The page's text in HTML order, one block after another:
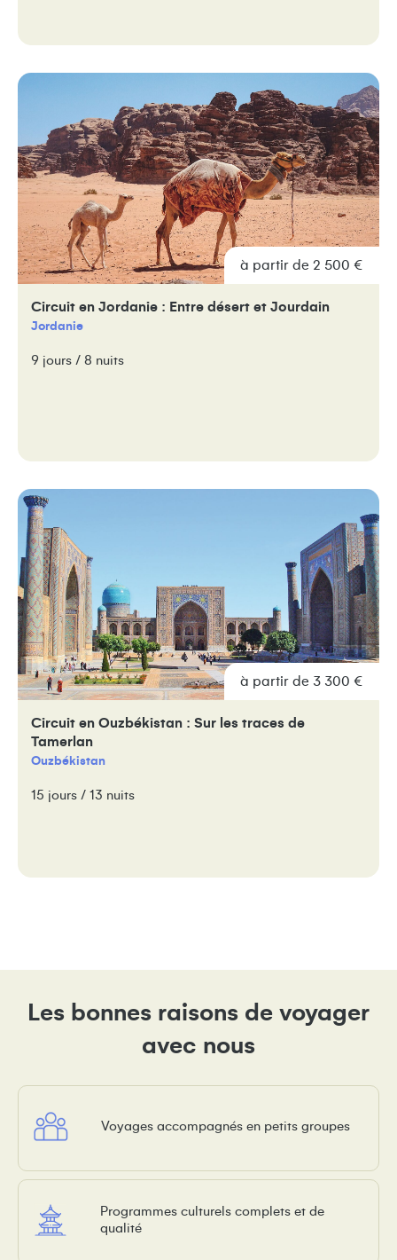
à partir de 2 500 €
Circuit en Jordanie : Entre désert et Jourdain
Jordanie
9 jours / 8 nuits
à partir de 3 300 €
Circuit en Ouzbékistan : Sur les traces de
Tamerlan
Ouzbékistan
15 jours / 13 nuits
Les bonnes raisons de voyager
avec nous
Voyages accompagnés en petits groupes
Programmes culturels complets et de
qualité